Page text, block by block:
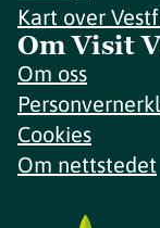
Kart over
Om Visit
Om oss
Cookies
Om nettstedet